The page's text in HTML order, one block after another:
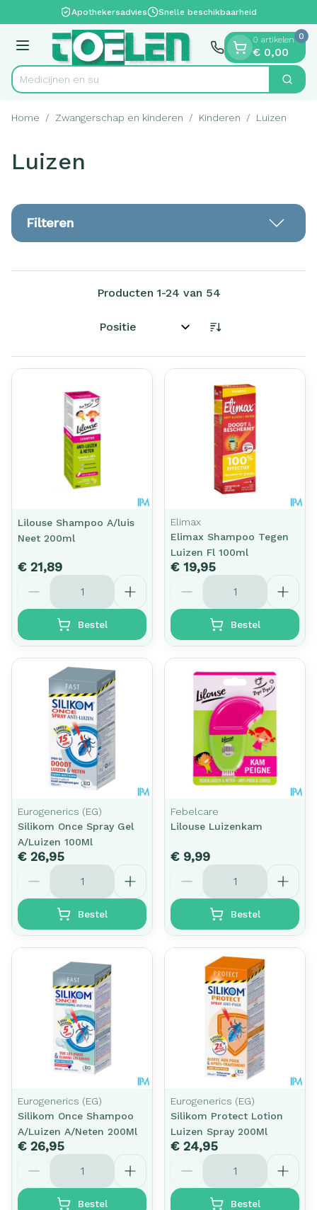
Ga naar de inhoudApothekersadvies Snelle beschikbaarheid
Menu
Product, merk, categorie... Zoek
0 artikelen
€ 0,00
0
Home / Zwangerschap en kinderen / Kinderen / Luizen
Luizen
Filteren
Producten 1-24 van 54
Sorteer op:
Lilouse Shampoo A/luis
Neet 200ml
€ 21,89
Aantal
Bestel
Elimax
Elimax Shampoo Tegen
Luizen Fl 100ml
€ 19,95
Aantal
Bestel
Eurogenerics (EG)
Silikom Once Spray Gel
A/Luizen 100Ml
€ 26,95
Aantal
Bestel
Febelcare
Lilouse Luizenkam
€ 9,99
Aantal
Bestel
Eurogenerics (EG)
Silikom Once Shampoo
A/Luizen A/Neten 200Ml
€ 26,95
Aantal
Bestel
Eurogenerics (EG)
Silikom Protect Lotion
Luizen Spray 200Ml
€ 24,95
Aantal
Bestel